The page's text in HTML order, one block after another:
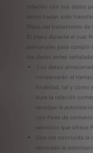
relación con sus datos
estos hayan sido
Plazo del tratamiento
El plazo durante el cual
personales para
los datos antes
Los datos
conservarán el
finalidad, tal y como
dure la relación
revoque la
con fines de
servicios que ofrece
Una vez concluida la
revocada la